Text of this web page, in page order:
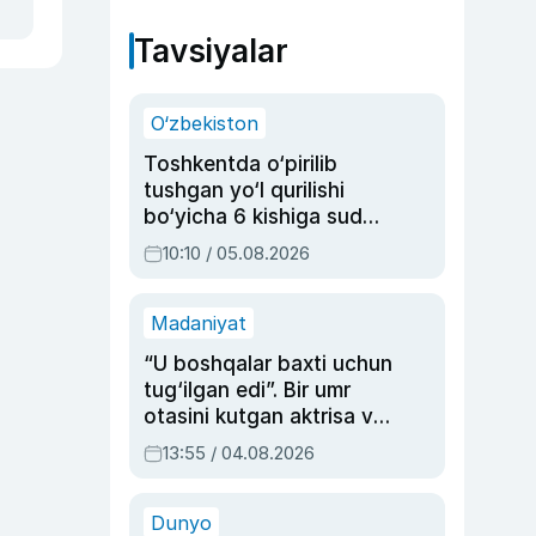
Tavsiyalar
O‘zbekiston
Toshkentda o‘pirilib
tushgan yo‘l qurilishi
bo‘yicha 6 kishiga sud
hukmi o‘qildi
10:10 / 05.08.2026
Madaniyat
“U boshqalar baxti uchun
tug‘ilgan edi”. Bir umr
otasini kutgan aktrisa va
dublyaj ustasi Rimma
Ahmedovaning
13:55 / 04.08.2026
Dunyo